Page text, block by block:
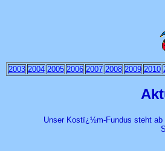
2003 2004 2005 2006 2007 2008 2009 2010
Unser Kostï¿½m-Fundus steht